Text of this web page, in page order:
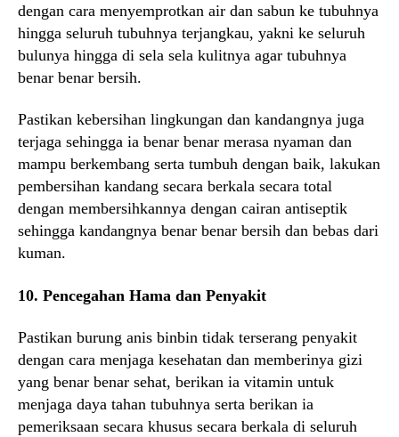
dengan cara menyemprotkan air dan sabun ke tubuhnya
hingga seluruh tubuhnya terjangkau, yakni ke seluruh
bulunya hingga di sela sela kulitnya agar tubuhnya
benar benar bersih.
Pastikan kebersihan lingkungan dan kandangnya juga
terjaga sehingga ia benar benar merasa nyaman dan
mampu berkembang serta tumbuh dengan baik, lakukan
pembersihan kandang secara berkala secara total
dengan membersihkannya dengan cairan antiseptik
sehingga kandangnya benar benar bersih dan bebas dari
kuman.
10. Pencegahan Hama dan Penyakit
Pastikan burung anis binbin tidak terserang penyakit
dengan cara menjaga kesehatan dan memberinya gizi
yang benar benar sehat, berikan ia vitamin untuk
menjaga daya tahan tubuhnya serta berikan ia
pemeriksaan secara khusus secara berkala di seluruh